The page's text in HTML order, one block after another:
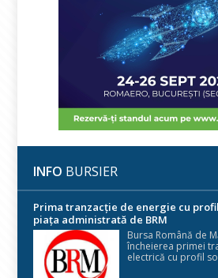
INFO BURSIER
Prima tranzacție de energie cu
piața administrată de BRM
Bursa Română de
încheierea primei
electrică cu profil